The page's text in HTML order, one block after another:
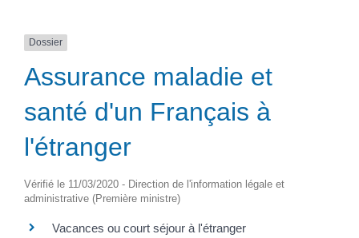
Dossier
Assurance maladie et
santé d'un Français à
l'étranger
Vérifié le 11/03/2020 - Direction de l'information légale et
administrative (Première ministre)
Vacances ou court séjour à l'étranger